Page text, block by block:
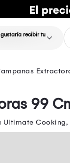
recibir tu
99
Ultimate